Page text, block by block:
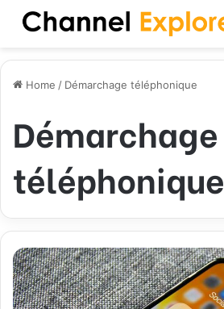
Home / Démarchage téléphonique
Démarchage
téléphonique